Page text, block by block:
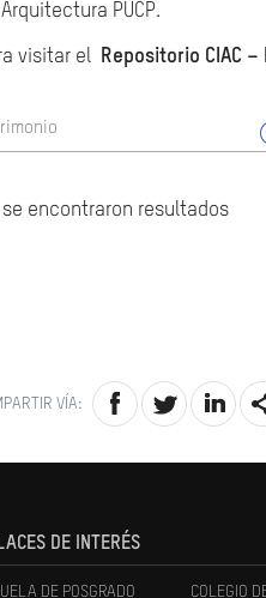
PUCP.
visitar el Repositorio CIAC –
se encontraron resultados
VÍA:
DE INTERÉS
DE POSGRADO COLEGIO